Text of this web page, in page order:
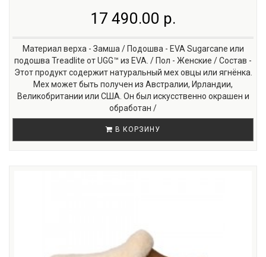
17 490.00 р.
Материал верха - Замша / Подошва - EVA Sugarcane или
подошва Treadlite от UGG™ из EVA. / Пол - Женские / Состав -
Этот продукт содержит натуральный мех овцы или ягнёнка.
Мех может быть получен из Австралии, Ирландии,
Великобритании или США. Он был искусственно окрашен и
обработан /
В КОРЗИНУ